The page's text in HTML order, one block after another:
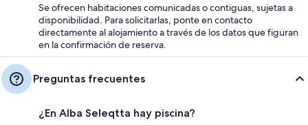
Se ofrecen habitaciones comunicadas o contiguas, sujetas a
disponibilidad. Para solicitarlas, ponte en contacto
directamente al alojamiento a través de los datos que figuran
en la confirmación de reserva.
Preguntas frecuentes
¿En Alba Seleqtta hay piscina?